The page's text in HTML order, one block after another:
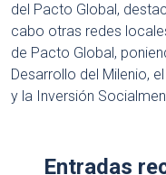
del Pacto Global,
cabo otras redes
de Pacto Global,
Desarrollo del Milenio,
y la Inversión
Entradas